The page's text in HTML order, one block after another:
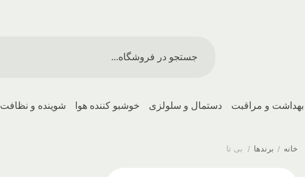
بهداشت و مراقبت دستمال و سلولزی خوشبو کننده هوا شوینده و نظافت
خانه / برندها / بی تا